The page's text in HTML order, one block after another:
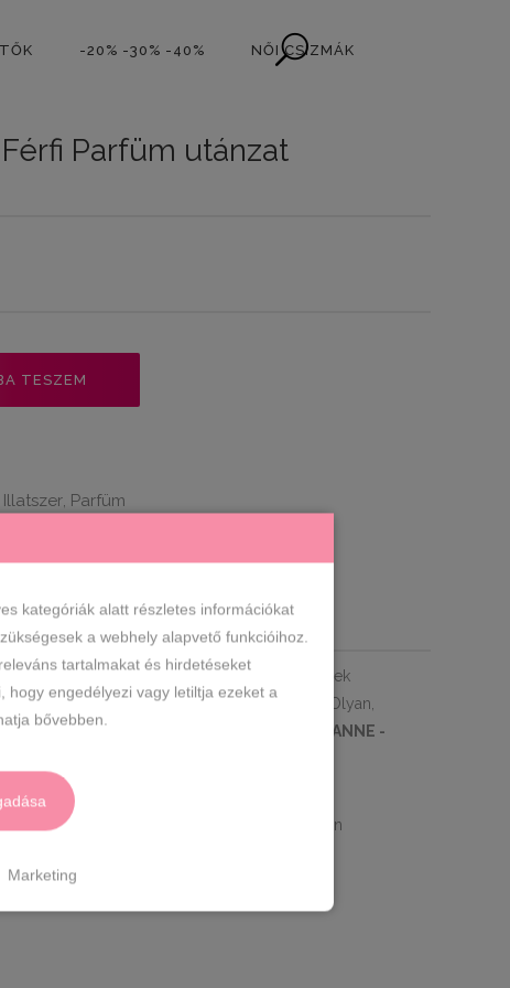
-20% -30% -40% NŐI CSIZMÁK
Parfüm utánzat
TESZEM
Illatszer Parfüm
különböző világok, erők, érzelmek és értékek
illat, amely egyszerre férfias és fűszeres. Olyan,
IHLETET ADÓ ILLAT MÁRKA : PACO RABANNE -
Tengeri jegyek Babérlevél, Jázmin
Pacsuli, Tölgymoha
kategóriák alatt részletes információkat
a webhely alapvető funkcióihoz.
tartalmakat és hirdetéseket
hogy engedélyezi vagy letiltja ezeket a
bővebben.
Marketing